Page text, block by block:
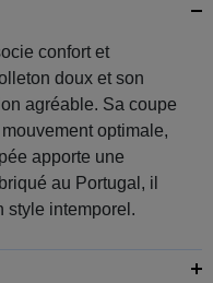
confort et
doux et son
agréable. Sa coupe
optimale,
apporte une
au Portugal, il
style intemporel.